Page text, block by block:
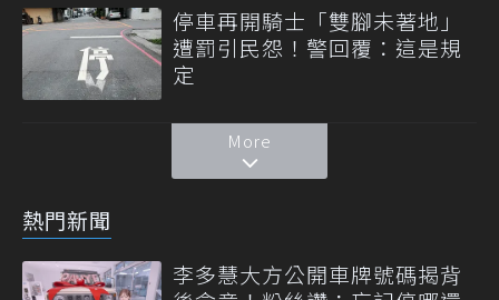
停車再開騎士「雙腳未著地」
遭罰引民怨！警回覆：這是規
定
More
熱門新聞
李多慧大方公開車牌號碼揭背